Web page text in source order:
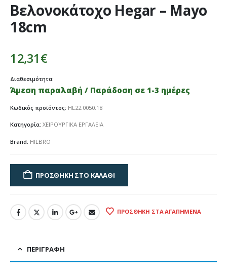
Βελονοκάτοχο Hegar – Mayo
18cm
12,31€
Διαθεσιμότητα:
Άμεση παραλαβή / Παράδοση σε 1-3 ημέρες
Κωδικός προϊόντος: HL22.0050.18
Κατηγορία: ΧΕΙΡΟΥΡΓΙΚΑ ΕΡΓΑΛΕΙΑ
Brand: HILBRO
ΠΡΟΣΘΉΚΗ ΣΤΟ ΚΑΛΆΘΙ
ΠΡΟΣΘΉΚΗ ΣΤΑ ΑΓΑΠΗΜΈΝΑ
ΠΕΡΙΓΡΑΦΉ